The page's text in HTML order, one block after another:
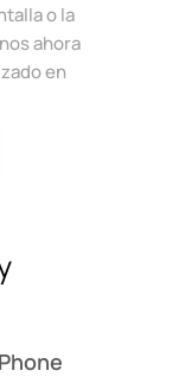
o la
ahora
en